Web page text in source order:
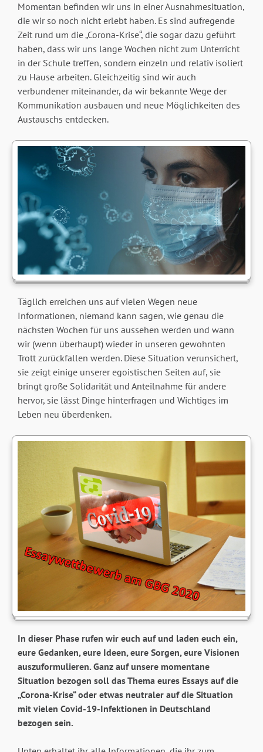
Momentan befinden wir uns in einer Ausnahmesituation,
die wir so noch nicht erlebt haben. Es sind aufregende
Zeit rund um die „Corona-Krise“, die sogar dazu geführt
haben, dass wir uns lange Wochen nicht zum Unterricht
in der Schule treffen, sondern einzeln und relativ isoliert
zu Hause arbeiten. Gleichzeitig sind wir auch
verbundener miteinander, da wir bekannte Wege der
Kommunikation ausbauen und neue Möglichkeiten des
Austauschs entdecken.
Täglich erreichen uns auf vielen Wegen neue
Informationen, niemand kann sagen, wie genau die
nächsten Wochen für uns aussehen werden und wann
wir (wenn überhaupt) wieder in unseren gewohnten
Trott zurückfallen werden. Diese Situation verunsichert,
sie zeigt einige unserer egoistischen Seiten auf, sie
bringt große Solidarität und Anteilnahme für andere
hervor, sie lässt Dinge hinterfragen und Wichtiges im
Leben neu überdenken.
In dieser Phase rufen wir euch auf und laden euch ein,
eure Gedanken, eure Ideen, eure Sorgen, eure Visionen
auszuformulieren. Ganz auf unsere momentane
Situation bezogen soll das Thema eures Essays auf die
„Corona-Krise“ oder etwas neutraler auf die Situation
mit vielen Covid-19-Infektionen in Deutschland
bezogen sein.